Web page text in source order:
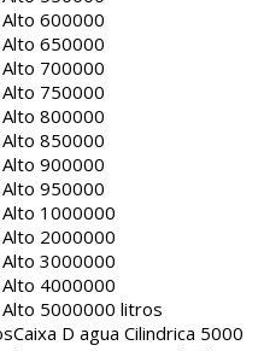
600000
650000
700000
750000
800000
850000
900000
950000
1000000
2000000
3000000
4000000
5000000 litros
Caixa D agua Cilindrica 5000